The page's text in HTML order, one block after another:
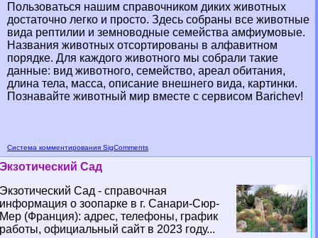
Пользоваться нашим справочником диких животных
достаточно легко и просто. Здесь собраны все животные
вида рептилии и земноводные семейства амфиумовые.
Названия животных отсортированы в алфавитном
порядке. Для каждого животного мы собрали такие
данные: вид животного, семейство, ареал обитания,
длина тела, масса, описание внешнего вида, картинки.
Познавайте животный мир вместе с сервисом Barichev!
Система комментирования SigComments
Экзотический Сад
Экзотический Сад - справочная
информация о зоопарке в г. Санари-Сюр-
Мер (Франция): адрес, телефоны, график
работы, официальный сайт в 2023 году...